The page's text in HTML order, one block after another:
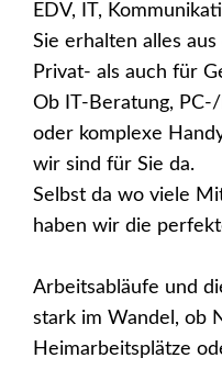
EDV, IT,
Sie erhalten alles
Privat- als auch für
Ob IT-Beratung,
oder komplexe
wir sind für Sie da.
Selbst da wo viele
haben wir die
Arbeitsabläufe und
stark im Wandel, ob
Heimarbeitsplätze